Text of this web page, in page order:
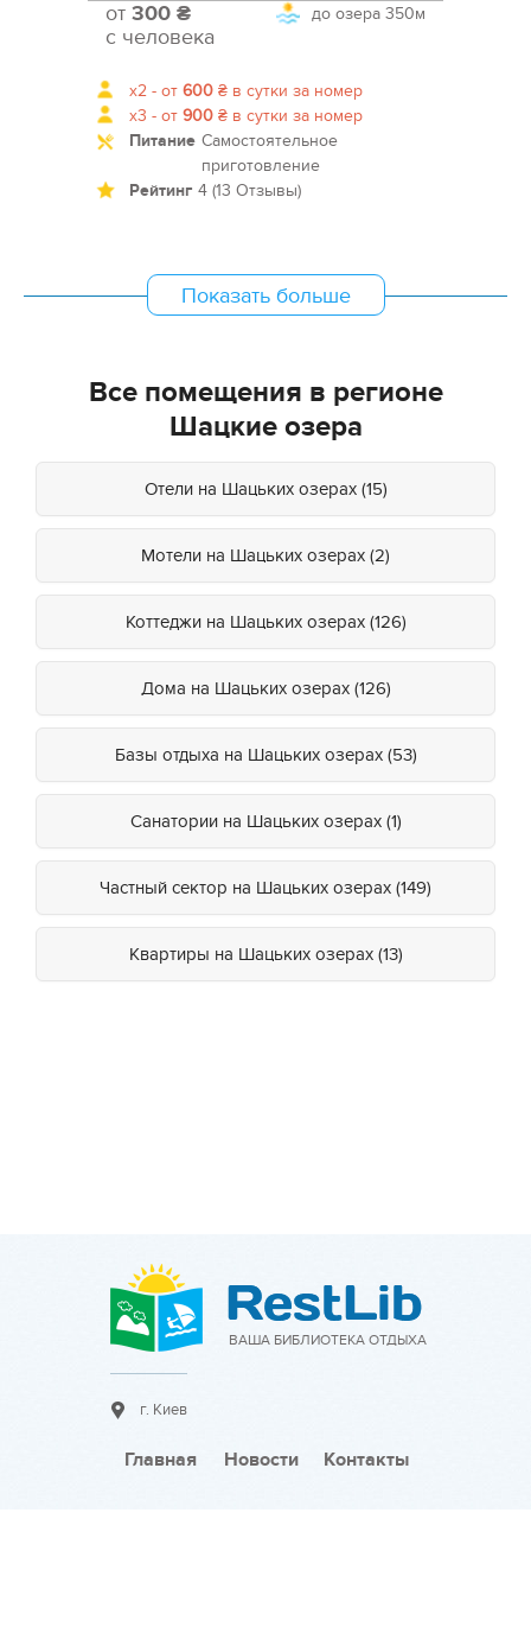
до озера 350м
от 300 ₴
с человека
x2 - от 600 ₴ в сутки за номер
x3 - от 900 ₴ в сутки за номер
Питание Самостоятельное
приготовление
Рейтинг 4 (13 Отзывы)
Показать больше
Все помещения в регионе
Шацкие озера
Отели на Шацьких озерах (15)
Мотели на Шацьких озерах (2)
Коттеджи на Шацьких озерах (126)
Дома на Шацьких озерах (126)
Базы отдыха на Шацьких озерах (53)
Санатории на Шацьких озерах (1)
Частный сектор на Шацьких озерах (149)
Квартиры на Шацьких озерах (13)
ВАША БИБЛИОТЕКА ОТДЫХА
г. Киев
Главная Новости Контакты